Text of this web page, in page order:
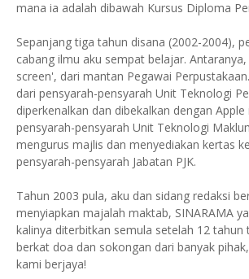
mana ia adalah dibawah Kursus Diploma
Sepanjang tiga tahun disana (2002-2004),
cabang ilmu aku sempat belajar.
screen', dari mantan Pegawai
dari pensyarah-pensyarah Unit Teknologi
diperkenalkan dan dibekalkan dengan
pensyarah-pensyarah Unit Teknologi
mengurus majlis dan menyediakan kertas
pensyarah-pensyarah Jabatan PJK.
Tahun 2003 pula, aku dan sidang redaksi
menyiapkan majalah maktab, SINARAMA
kalinya diterbitkan semula setelah 12 tahun
berkat doa dan sokongan dari banyak
kami berjaya!